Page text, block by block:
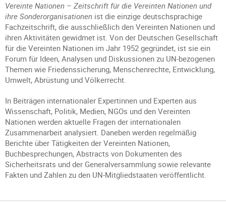
Vereinte Nationen – Zeitschrift für die Vereinten Nationen und
ihre Sonderorganisationen ist die einzige deutschsprachige
Fachzeitschrift, die ausschließlich den Vereinten Nationen und
ihren Aktivitäten gewidmet ist. Von der Deutschen Gesellschaft
für die Vereinten Nationen im Jahr 1952 gegründet, ist sie ein
Forum für Ideen, Analysen und Diskussionen zu UN-bezogenen
Themen wie Friedenssicherung, Menschenrechte, Entwicklung,
Umwelt, Abrüstung und Völkerrecht.
In Beiträgen internationaler Expertinnen und Experten aus
Wissenschaft, Politik, Medien, NGOs und den Vereinten
Nationen werden aktuelle Fragen der internationalen
Zusammenarbeit analysiert. Daneben werden regelmäßig
Berichte über Tätigkeiten der Vereinten Nationen,
Buchbesprechungen, Abstracts von Dokumenten des
Sicherheitsrats und der Generalversammlung sowie relevante
Fakten und Zahlen zu den UN-Mitgliedstaaten veröffentlicht.